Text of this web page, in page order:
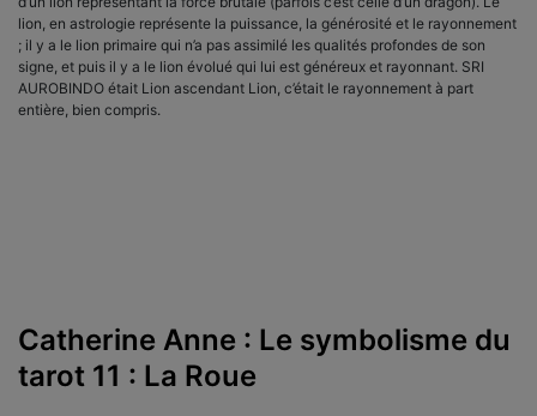
lion, en astrologie représente la puissance, la générosité et le rayonnement
; il y a le lion primaire qui n’a pas assimilé les qualités profondes de son
signe, et puis il y a le lion évolué qui lui est généreux et rayonnant. SRI
AUROBINDO était Lion ascendant Lion, c’était le rayonnement à part
entière, bien compris.
Catherine Anne : Le symbolisme du
tarot 11 : La Roue